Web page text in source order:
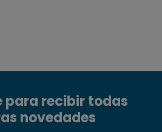
para recibir todas
novedades